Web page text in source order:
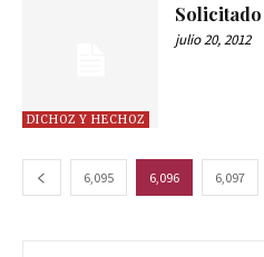
DICHOZ Y HECHOZ
Solicitado
julio 20, 2012
6,095 6,096 6,097